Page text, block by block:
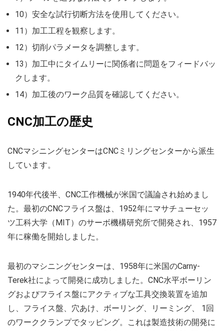
10）安全な試行切断方法を使用してください。
11）加工工程を観察します。
12）切削パラメータを調整します。
13）加工中にタイムリーに関係者に問題をフィードバッ
クします。
14）加工後のワーク品質を確認してください。
CNC加工の歴史
CNCマシニングセンターはCNCミリングセンターから派生
しています。
1940年代後半、CNC工作機械が米国で議論され始めまし
た。最初のCNCフライス盤は、1952年にマサチューセッ
ツ工科大学（MIT）のサーボ機構研究所で開発され、1957
年に稼働を開始しました。
最初のマシニングセンターは、1958年に米国のCarny-
Terek社によって開発に成功しました。CNC水平ボーリン
グおよびフライス盤にアクティブな工具交換装置を追加
し、フライス盤、穴あけ、ボーリング、リーミング、 1回
のワーククランプでタッピング。これは製造技術の開発に